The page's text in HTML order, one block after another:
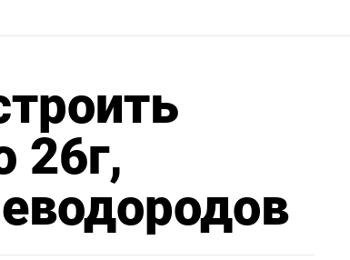
26г,